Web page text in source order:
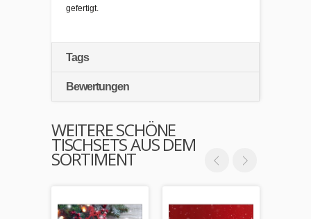
gefertigt.
Tags
Bewertungen
WEITERE SCHÖNE
TISCHSETS AUS DEM
SORTIMENT